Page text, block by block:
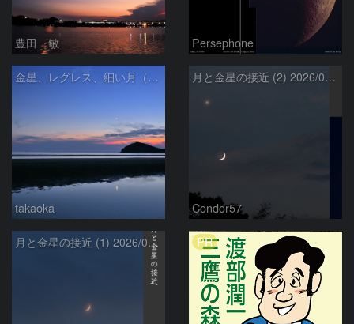
豊田 敏 Persephone
金星、レグレス、細い月（７月１６日）
takaoka
月と金星の接近 (2) 2026/07/17
Condor57
月と金星の接近 (1) 2026/07/17 PR